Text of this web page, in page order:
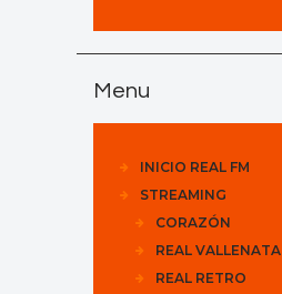
Menu
INICIO REAL FM
STREAMING
CORAZÓN
REAL VALLENATA
REAL RETRO